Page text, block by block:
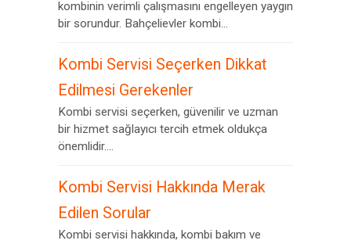
kombinin verimli çalışmasını engelleyen yaygın
bir sorundur. Bahçelievler kombi...
Kombi Servisi Seçerken Dikkat
Edilmesi Gerekenler
Kombi servisi seçerken, güvenilir ve uzman
bir hizmet sağlayıcı tercih etmek oldukça
önemlidir....
Kombi Servisi Hakkında Merak
Edilen Sorular
Kombi servisi hakkında, kombi bakım ve